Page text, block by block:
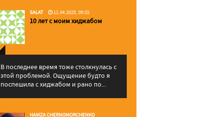
SALAT 11.04.2025, 09:02
10 лет с моим хиджабом
В последнее время тоже столкнулась с
этой проблемой. Ощущение будто я
поспешила с хиджабом и рано по...
HAMZA CHERNOMORCHENKO